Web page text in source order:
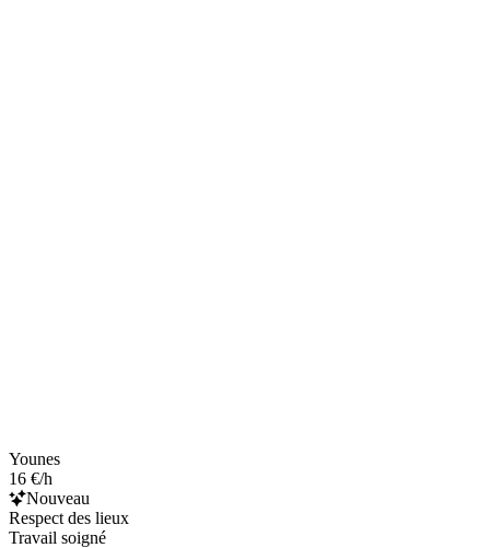
Younes
16 €/h
Nouveau
Respect des lieux
Travail soigné